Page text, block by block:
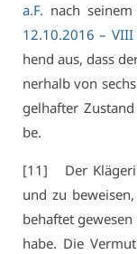
a.F. nach
12.10.2016 – VI­II
hend aus, dass
ner­halb von
gel­haf­ter
be.
[11] Der
und zu
be­haf­tet
ha­be. Die